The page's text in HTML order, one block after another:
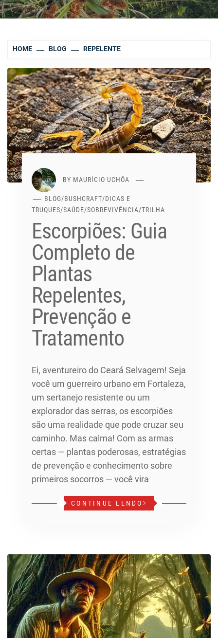
HOME BLOG REPELENTE
BY MAURÍCIO UCHÔA
BLOG/BUSHCRAFT/DICAS E
TRUQUES/SAÚDE/SOBREVIVÊNCIA/TRILHA
Escorpiões: Guia
Completo de
Plantas
Repelentes,
Prevenção e
Tratamento
Ei, aventureiro do Ceará Selvagem! Seja
você um guerreiro urbano em Fortaleza,
um sertanejo resistente ou um
explorador das serras, os escorpiões
são uma realidade que pode cruzar seu
caminho. Mas calma! Com as armas
certas — plantas poderosas, estratégias
de prevenção e conhecimento sobre
primeiros socorros — você vira
CONTINUE LENDO